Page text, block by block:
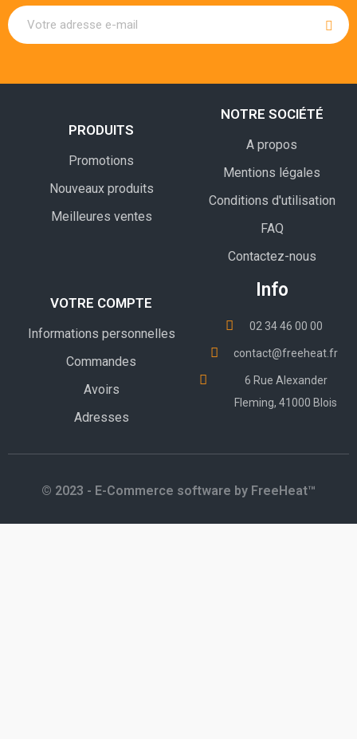
PRODUITS
Promotions
Nouveaux produits
Meilleures ventes
NOTRE SOCIÉTÉ
A propos
Mentions légales
Conditions d'utilisation
FAQ
Contactez-nous
VOTRE COMPTE
Informations personnelles
Commandes
Avoirs
Adresses
Info
02 34 46 00 00
contact@freeheat.fr
6 Rue Alexander
Fleming, 41000 Blois
© 2023 - E-Commerce software by FreeHeat™